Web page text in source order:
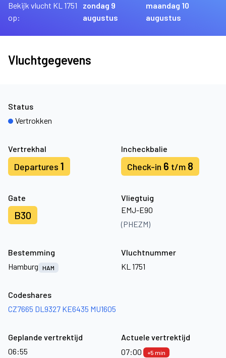
Bekijk vlucht KL 1751
op:
zondag 9
augustus
maandag 10
augustus
Vluchtgegevens
Vertrekhal
Departures 1
Incheckbalie
Check-in 6 t/m 8
Gate
B30
Vliegtuig
EMJ-E90
(PHEZM)
Status
Vertrokken
Bestemming
Hamburg
HAM
Vluchtnummer
KL 1751
Codeshares
CZ7665 DL9327 KE6435 MU1605
Geplande vertrektijd
06:55
Actuele vertrektijd
07:00
+5 min